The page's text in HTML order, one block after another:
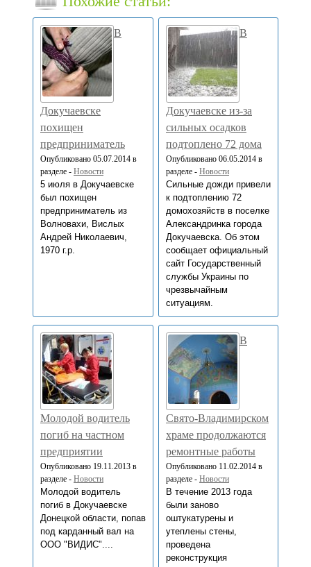
В
Докучаевске
похищен
предприниматель
Опубликовано 05.07.2014 в
разделе - Новости
5 июля в Докучаевске
был похищен
предприниматель из
Волновахи, Вислых
Андрей Николаевич,
1970 г.р.
В
Докучаевске из-за
сильных осадков
подтоплено 72 дома
Опубликовано 06.05.2014 в
разделе - Новости
Сильные дожди привели
к подтоплению 72
домохозяйств в поселке
Александринка города
Докучаевска. Об этом
сообщает официальный
сайт Государственный
службы Украины по
чрезвычайным
ситуациям.
Молодой водитель
погиб на частном
предприятии
Опубликовано 19.11.2013 в
разделе - Новости
Молодой водитель
погиб в Докучаевске
Донецкой области, попав
под карданный вал на
ООО "ВИДИС"....
В
Свято-Владимирском
храме продолжаются
ремонтные работы
Опубликовано 11.02.2014 в
разделе - Новости
В течение 2013 года
были заново
оштукатурены и
утеплены стены,
проведена
реконструкция